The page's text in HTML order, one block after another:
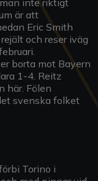
inte riktigt
är att
Eric Smith
och reser iväg
borta mot Bayern
1-4. Reitz
här. Fölen
svenska folket
Torino i